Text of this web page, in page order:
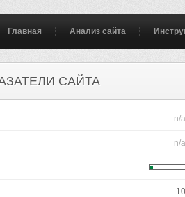
Главная Анализ сайта
САЙТА
n/a
n/a
10